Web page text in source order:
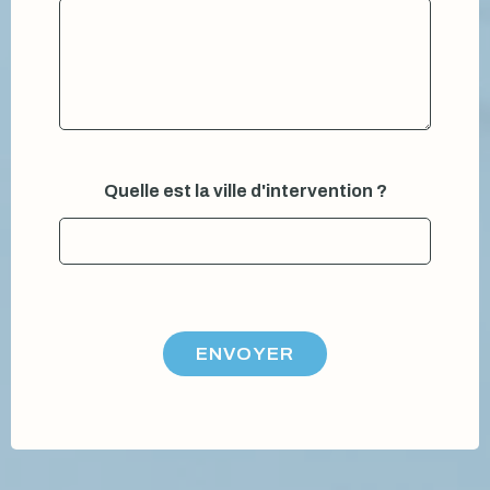
Quelle est la ville d'intervention ?
ENVOYER